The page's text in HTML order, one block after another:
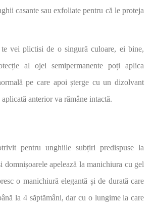
casante sau exfoliate pentru că le proteja
vei plictisi de o singură culoare, ei bine,
al ojei semipermanente poți aplica
pe care apoi șterge cu un dizolvant
anterior va rămâne intactă.
pentru unghiile subțiri predispuse la
domnișoarele apelează la manichiura cu gel
o manichiură elegantă și de durată care
la 4 săptămâni, dar cu o lungime la care